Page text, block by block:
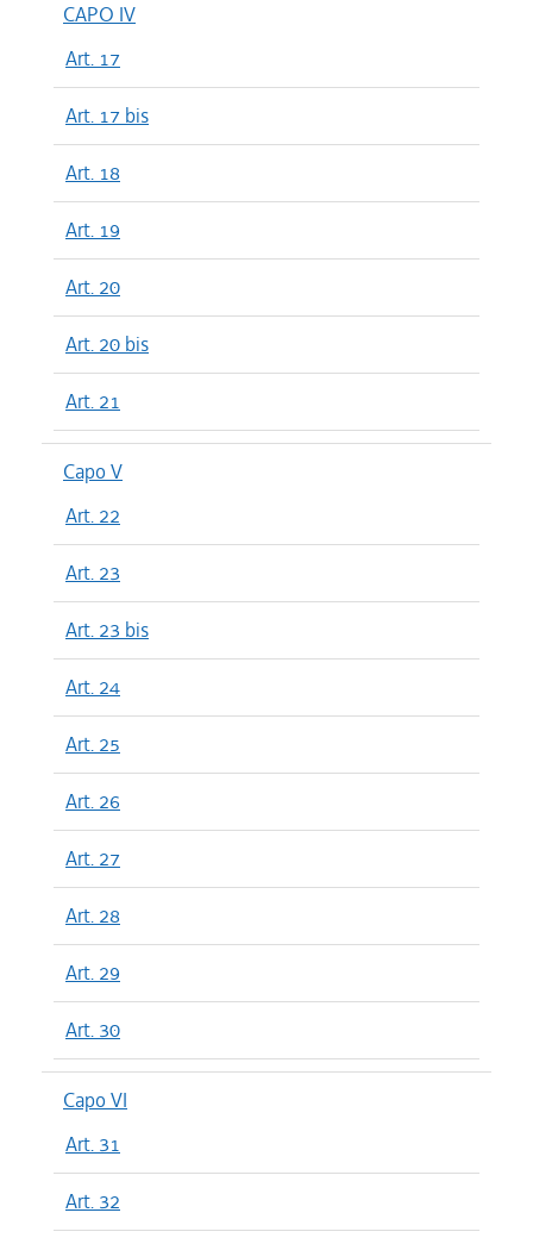
CAPO IV
Art. 17
Art. 17 bis
Art. 18
Art. 19
Art. 20
Art. 20 bis
Art. 21
Capo V
Art. 22
Art. 23
Art. 23 bis
Art. 24
Art. 25
Art. 26
Art. 27
Art. 28
Art. 29
Art. 30
Capo VI
Art. 31
Art. 32